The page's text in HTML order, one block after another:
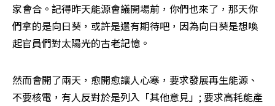
家會合。記得昨天能源會議開場前，你們也來了，那天你
們拿的是向日葵，或許是還有期待吧，因為向日葵是想喚
起官員們對太陽光的古老記憶。
然而會開了兩天，愈開愈讓人心寒，要求發展再生能源、
不要核電，有人反對於是列入「其他意見」; 要求高耗能產